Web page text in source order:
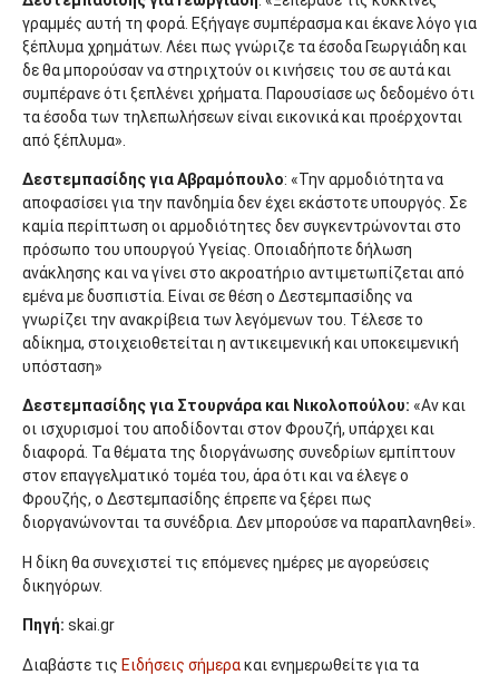
γραμμές αυτή τη φορά. Εξήγαγε συμπέρασμα και έκανε λόγο για
ξέπλυμα χρημάτων. Λέει πως γνώριζε τα έσοδα Γεωργιάδη και
δε θα μπορούσαν να στηριχτούν οι κινήσεις του σε αυτά και
συμπέρανε ότι ξεπλένει χρήματα. Παρουσίασε ως δεδομένο ότι
τα έσοδα των τηλεπωλήσεων είναι εικονικά και προέρχονται
από ξέπλυμα».
Δεστεμπασίδης για Αβραμόπουλο: «Την αρμοδιότητα να
αποφασίσει για την πανδημία δεν έχει εκάστοτε υπουργός. Σε
καμία περίπτωση οι αρμοδιότητες δεν συγκεντρώνονται στο
πρόσωπο του υπουργού Υγείας. Οποιαδήποτε δήλωση
ανάκλησης και να γίνει στο ακροατήριο αντιμετωπίζεται από
εμένα με δυσπιστία. Είναι σε θέση ο Δεστεμπασίδης να
γνωρίζει την ανακρίβεια των λεγόμενων του. Τέλεσε το
αδίκημα, στοιχειοθετείται η αντικειμενική και υποκειμενική
υπόσταση»
Δεστεμπασίδης για Στουρνάρα και Νικολοπούλου: «Αν και
οι ισχυρισμοί του αποδίδονται στον Φρουζή, υπάρχει και
διαφορά. Τα θέματα της διοργάνωσης συνεδρίων εμπίπτουν
στον επαγγελματικό τομέα του, άρα ότι και να έλεγε ο
Φρουζής, ο Δεστεμπασίδης έπρεπε να ξέρει πως
διοργανώνονται τα συνέδρια. Δεν μπορούσε να παραπλανηθεί».
Η δίκη θα συνεχιστεί τις επόμενες ημέρες με αγορεύσεις
δικηγόρων.
Πηγή: skai.gr
Διαβάστε τις Ειδήσεις σήμερακαι ενημερωθείτε για τα